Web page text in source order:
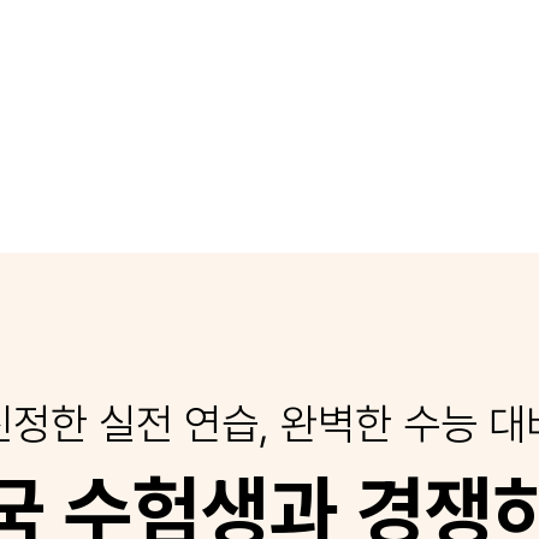
정한 실전 연습, 완벽한 수능 대
수험생과 경쟁